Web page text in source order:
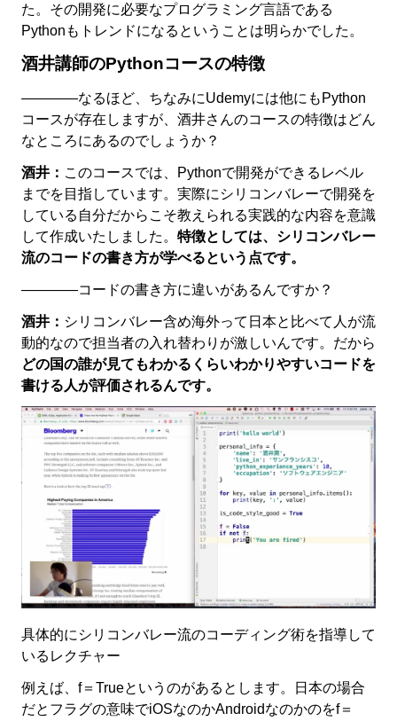
た。その開発に必要なプログラミング言語である
Pythonもトレンドになるということは明らかでした。
酒井講師のPythonコースの特徴
――――なるほど、ちなみにUdemyには他にもPython
コースが存在しますが、酒井さんのコースの特徴はどん
なところにあるのでしょうか？
酒井： このコースでは、Pythonで開発ができるレベル
までを目指しています。実際にシリコンバレーで開発を
している自分だからこそ教えられる実践的な内容を意識
して作成いたしました。 特徴としては、シリコンバレー
流のコードの書き方が学べるという点です。
――――コードの書き方に違いがあるんですか？
酒井： シリコンバレー含め海外って日本と比べて人が流
動的なので担当者の入れ替わりが激しいんです。だから
どの国の誰が見てもわかるくらいわかりやすいコードを
書ける人が評価されるんです。
具体的にシリコンバレー流のコーディング術を指導して
いるレクチャー
例えば、f＝Trueというのがあるとします。日本の場合
だとフラグの意味でiOSなのかAndroidなのかのをf＝